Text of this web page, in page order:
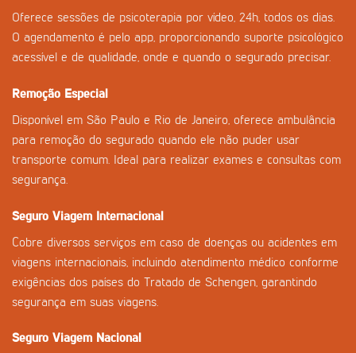
Oferece sessões de psicoterapia por vídeo, 24h, todos os dias.
O agendamento é pelo app, proporcionando suporte psicológico
acessível e de qualidade, onde e quando o segurado precisar.
Remoção Especial
Disponível em São Paulo e Rio de Janeiro, oferece ambulância
para remoção do segurado quando ele não puder usar
transporte comum. Ideal para realizar exames e consultas com
segurança.
Seguro Viagem Internacional
Cobre diversos serviços em caso de doenças ou acidentes em
viagens internacionais, incluindo atendimento médico conforme
exigências dos países do Tratado de Schengen, garantindo
segurança em suas viagens.
Seguro Viagem Nacional